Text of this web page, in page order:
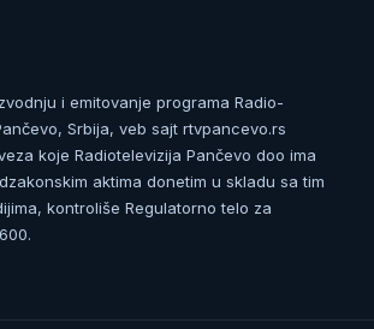
i emitovanje programa Radio-
Srbija, veb sajt rtvpancevo.rs
koje Radiotelevizija Pančevo doo ima
aktima donetim u skladu sa tim
kontroliše Regulatorno telo za